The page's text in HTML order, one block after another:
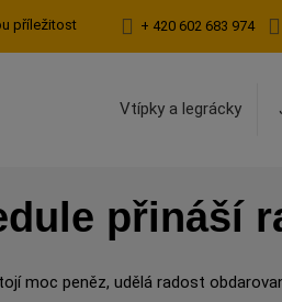
příležitost + 420 602 683 974
Vtípky a legrácky
přináší
moc peněz, udělá radost